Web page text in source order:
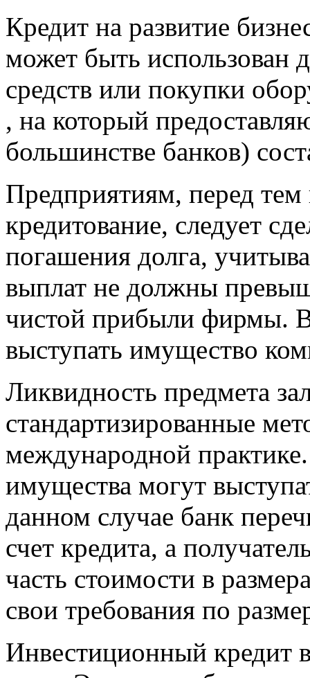
Кредит на развитие
может быть использован
средств или покупки
, на который
большинстве банков)
Предприятиям, перед тем
кредитование, следует
погашения долга,
выплат не должны
чистой прибыли фирмы. В
выступать имущество
Ликвидность предмета
стандартизированные
международной практике.
имущества могут
данном случае банк
счет кредита, а
часть стоимости в
свои требования по
Инвестиционный кредит